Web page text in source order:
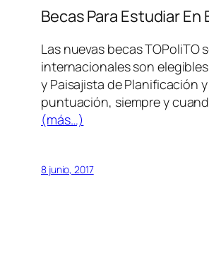
Becas Para Estudiar En
Las nuevas becas
internacionales son
y Paisajista de Planificación
puntuación, siempre y
(más…)
8 junio, 2017